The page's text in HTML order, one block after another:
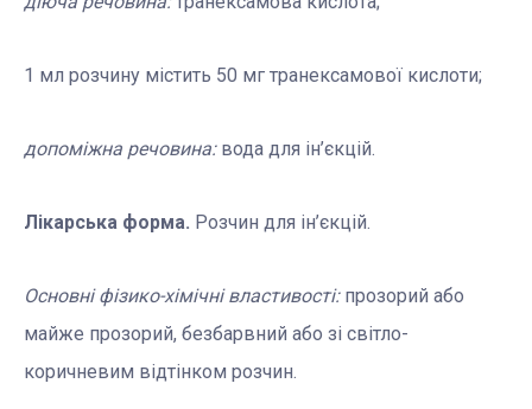
1 мл розчину містить 50 мг транексамової кислоти;
допоміжна речовина: вода для ін’єкцій.
Лікарська форма. Розчин для ін’єкцій.
Основні фізико-хімічні властивості: прозорий або
майже прозорий, безбарвний або зі світло-
коричневим відтінком розчин.